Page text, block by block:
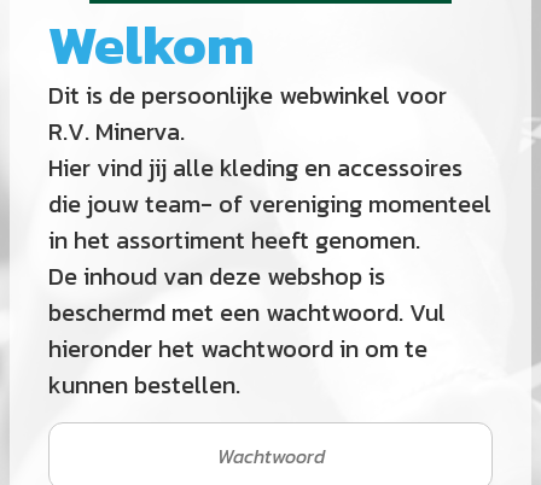
Welkom
Dit is de persoonlijke webwinkel voor
R.V. Minerva.
Hier vind jij alle kleding en accessoires
die jouw team- of vereniging momenteel
in het assortiment heeft genomen.
De inhoud van deze webshop is
beschermd met een wachtwoord. Vul
hieronder het wachtwoord in om te
kunnen bestellen.